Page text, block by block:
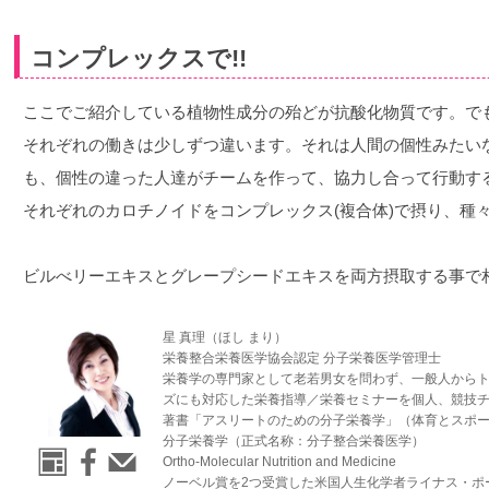
コンプレックスで!!
ここでご紹介している植物性成分の殆どが抗酸化物質です。
それぞれの働きは少しずつ違います。それは人間の個性みた
も、個性の違った人達がチームを作って、協力し合って行動
それぞれのカロチノイドをコンプレックス(複合体)で摂り、種
ビルべリーエキスとグレープシードエキスを両方摂取する事
星 真理（ほし まり）
栄養整合栄養医学協会認定 分子栄養医学管理士
栄養学の専門家として老若男女を問わず、一般人から
ズにも対応した栄養指導／栄養セミナーを個人、競技
著書「アスリートのための分子栄養学」（体育とスポ
分子栄養学（正式名称：分子整合栄養医学）
Ortho-Molecular Nutrition and Medicine
ノーベル賞を2つ受賞した米国人生化学者ライナス・